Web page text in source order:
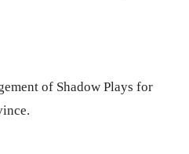
of Shadow Plays for